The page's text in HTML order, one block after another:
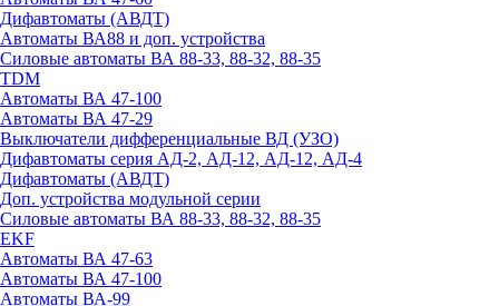
Дифавтоматы (АВДТ)
Автоматы ВА88 и доп. устройства
Силовые автоматы ВА 88-33, 88-32, 88-35
TDM
Автоматы ВА 47-100
Автоматы ВА 47-29
Выключатели дифференциальные ВД (УЗО)
Дифавтоматы серия АД-2, АД-12, АД-12, АД-4
Дифавтоматы (АВДТ)
Доп. устройства модульной серии
Силовые автоматы ВА 88-33, 88-32, 88-35
EKF
Автоматы ВА 47-63
Автоматы ВА 47-100
Автоматы ВА-99